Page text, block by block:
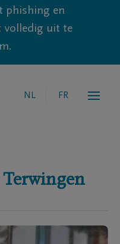
phishing en
volledig uit te
NL FR
Terwingen